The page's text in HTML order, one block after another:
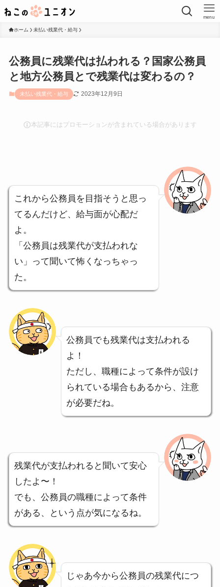
menu
ホーム 未払い残業代・給与
公務員に残業代は払われる？国家公務員
と地方公務員とで残業代は変わるの？
未払い残業代・給与 2023年12月9日
本記事にはプロモーションが含まれている場合があります
これから公務員を目指そうと思っ
てるんだけど、給与面が心配だ
よ。
「公務員は残業代が支払われな
い」って聞いて怖くなっちゃっ
た。
公務員でも残業代は支払われる
よ！
ただし、職種によって条件が設け
られている場合もあるから、注意
が必要だね。
残業代が支払われると聞いて安心
したよ〜！
でも、公務員の職種によって条件
がある、という点が気になるね。
じゃあ今から公務員の残業代につ